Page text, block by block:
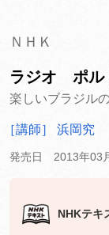
ＮＨＫ
ラジオ ポル
楽しいブラジル
［講師］ 浜岡究
発売日 2013年03
NHKテキ